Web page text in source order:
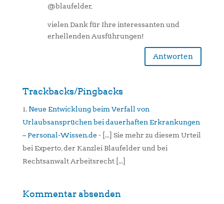
@blaufelder,
vielen Dank für Ihre interessanten und
erhellenden Ausführungen!
Antworten
Trackbacks/Pingbacks
Neue Entwicklung beim Verfall von
Urlaubsansprüchen bei dauerhaften Erkrankungen
– Personal-Wissen.de - [...] Sie mehr zu diesem Urteil
bei Experto, der Kanzlei Blaufelder und bei
Rechtsanwalt Arbeitsrecht [...]
Kommentar absenden